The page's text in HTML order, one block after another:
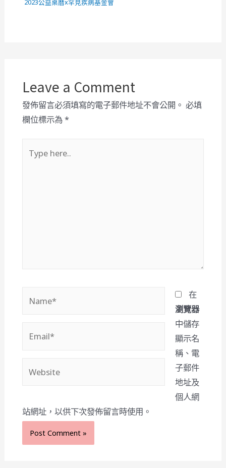
2023公益桌曆x罕見疾病基金會
Leave a Comment
發佈留言必須填寫的電子郵件地址不會公開。 必填
欄位標示為*
here..
在
瀏覽器
中儲存
顯示名
稱、電
子郵件
地址及
個人網
站網址，以供下次發佈留言時使用。